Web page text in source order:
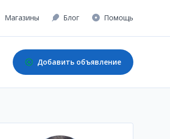
Магазины Блог Помощь
Добавить объявление